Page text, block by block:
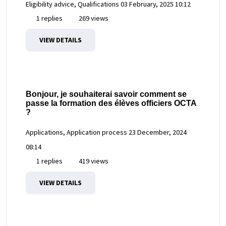
Eligibility advice, Qualifications 03 February, 2025 10:12
1 replies
269 views
VIEW DETAILS
Bonjour, je souhaiterai savoir comment se
passe la formation des élèves officiers OCTA
?
Applications, Application process 23 December, 2024
08:14
1 replies
419 views
VIEW DETAILS